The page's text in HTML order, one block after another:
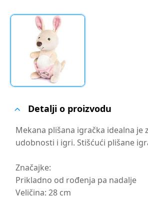
Detalji o proizvodu
Mekana plišana igračka idealna
udobnosti i igri. Stišćući plišane
Značajke:
Prikladno od rođenja pa nadalje
Veličina: 28 cm